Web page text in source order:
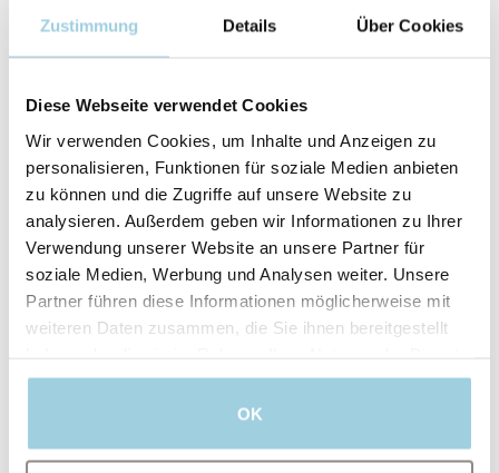
Zustimmung Details Über Cookies
Diese Webseite verwendet Cookies
Wir verwenden Cookies, um Inhalte und Anzeigen zu
personalisieren, Funktionen für soziale Medien anbieten
zu können und die Zugriffe auf unsere Website zu
analysieren. Außerdem geben wir Informationen zu Ihrer
Verwendung unserer Website an unsere Partner für
soziale Medien, Werbung und Analysen weiter. Unsere
Partner führen diese Informationen möglicherweise mit
weiteren Daten zusammen, die Sie ihnen bereitgestellt
gesammelt haben.
OK
Medical meine personenbezogenen Daten zu
Veranstaltungen und Informationen zu
darf.